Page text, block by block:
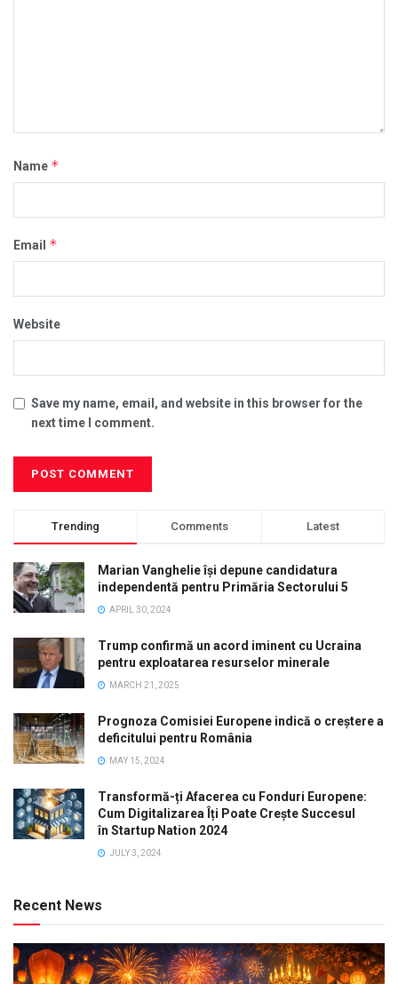
Name *
Email *
Website
Save my name, email, and website in this browser for the
next time I comment.
Trending Comments Latest
Marian Vanghelie își depune candidatura
independentă pentru Primăria Sectorului 5
APRIL 30, 2024
Trump confirmă un acord iminent cu Ucraina
pentru exploatarea resurselor minerale
MARCH 21, 2025
Prognoza Comisiei Europene indică o creștere a
deficitului pentru România
MAY 15, 2024
Transformă-ți Afacerea cu Fonduri Europene:
Cum Digitalizarea Îți Poate Crește Succesul
în Startup Nation 2024
JULY 3, 2024
Recent News